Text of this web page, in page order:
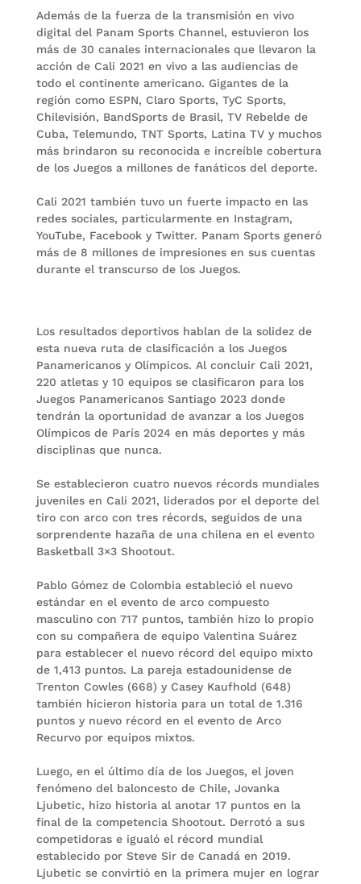
Además de la fuerza de la transmisión en vivo
digital del Panam Sports Channel, estuvieron los
más de 30 canales internacionales que llevaron la
acción de Cali 2021 en vivo a las audiencias de
todo el continente americano. Gigantes de la
región como ESPN, Claro Sports, TyC Sports,
Chilevisión, BandSports de Brasil, TV Rebelde de
Cuba, Telemundo, TNT Sports, Latina TV y muchos
más brindaron su reconocida e increíble cobertura
de los Juegos a millones de fanáticos del deporte.
Cali 2021 también tuvo un fuerte impacto en las
redes sociales, particularmente en Instagram,
YouTube, Facebook y Twitter. Panam Sports generó
más de 8 millones de impresiones en sus cuentas
durante el transcurso de los Juegos.
Los resultados deportivos hablan de la solidez de
esta nueva ruta de clasificación a los Juegos
Panamericanos y Olímpicos. Al concluir Cali 2021,
220 atletas y 10 equipos se clasificaron para los
Juegos Panamericanos Santiago 2023 donde
tendrán la oportunidad de avanzar a los Juegos
Olímpicos de París 2024 en más deportes y más
disciplinas que nunca.
Se establecieron cuatro nuevos récords mundiales
juveniles en Cali 2021, liderados por el deporte del
tiro con arco con tres récords, seguidos de una
sorprendente hazaña de una chilena en el evento
Basketball 3×3 Shootout.
Pablo Gómez de Colombia estableció el nuevo
estándar en el evento de arco compuesto
masculino con 717 puntos, también hizo lo propio
con su compañera de equipo Valentina Suárez
para establecer el nuevo récord del equipo mixto
de 1,413 puntos. La pareja estadounidense de
Trenton Cowles (668) y Casey Kaufhold (648)
también hicieron historia para un total de 1.316
puntos y nuevo récord en el evento de Arco
Recurvo por equipos mixtos.
Luego, en el último día de los Juegos, el joven
fenómeno del baloncesto de Chile, Jovanka
Ljubetic, hizo historia al anotar 17 puntos en la
final de la competencia Shootout. Derrotó a sus
competidoras e igualó el récord mundial
establecido por Steve Sir de Canadá en 2019.
Ljubetic se convirtió en la primera mujer en lograr